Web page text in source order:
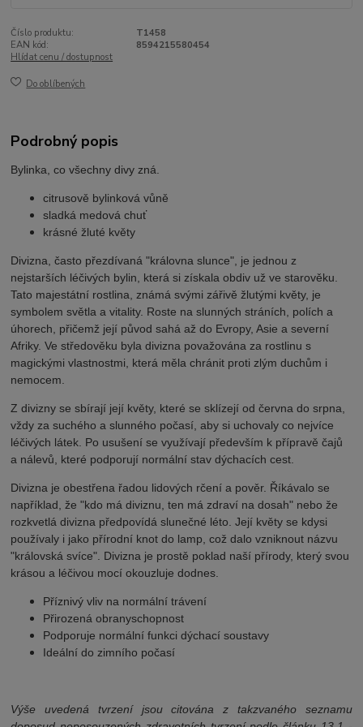
Číslo produktu:
T1458
EAN kód:
8594215580454
Hlídat cenu / dostupnost
Do oblíbených
Podrobný popis
Bylinka, co všechny divy zná.
citrusově bylinková vůně
sladká medová chuť
krásné žluté květy
Divizna, často přezdívaná "královna slunce", je jednou z
nejstarších léčivých bylin, která si získala obdiv už ve starověku.
Tato majestátní rostlina, známá svými zářivě žlutými květy, je
symbolem světla a vitality. Roste na slunných stráních, polích a
úhorech, přičemž její původ sahá až do Evropy, Asie a severní
Afriky. Ve středověku byla divizna považována za rostlinu s
magickými vlastnostmi, která měla chránit proti zlým duchům i
nemocem.
Z divizny se sbírají její květy, které se sklízejí od června do srpna,
vždy za suchého a slunného počasí, aby si uchovaly co nejvíce
léčivých látek. Po usušení se využívají především k přípravě čajů
a nálevů, které podporují normální stav dýchacích cest.
Divizna je obestřena řadou lidových rčení a pověr. Říkávalo se
například, že "kdo má diviznu, ten má zdraví na dosah" nebo že
rozkvetlá divizna předpovídá slunečné léto. Její květy se kdysi
používaly i jako přírodní knot do lamp, což dalo vzniknout názvu
"královská svíce". Divizna je prostě poklad naší přírody, který svou
krásou a léčivou mocí okouzluje dodnes.
Příznivý vliv na normální trávení
Přirozená obranyschopnost
Podporuje normální funkci dýchací soustavy
Ideální do zimního počasí
Výše uvedená tvrzení jsou citována z takzvaného seznamu